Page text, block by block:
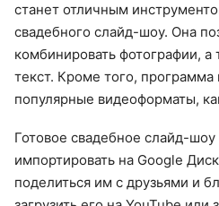
станет отличным
свадебного слайд-шоу. Она
комбинировать фотографии, а
текст. Кроме того,
популярные видеоформаты,
Готовое свадебное слайд-
импортировать на Google
поделиться им с друзьями и